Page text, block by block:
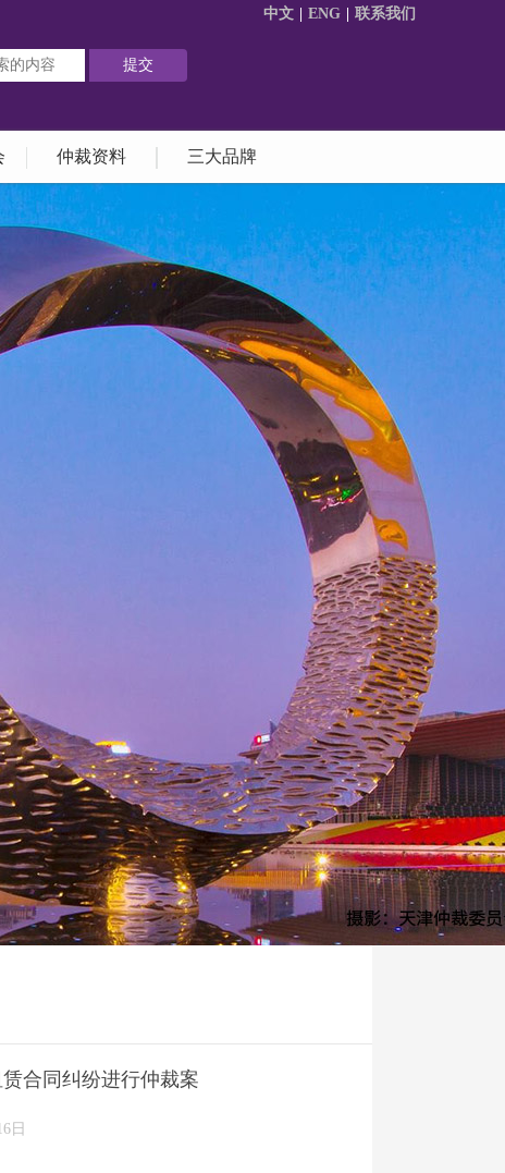
中文 ENG 联系我们
仲裁资料 三大品牌
合同纠纷进行仲裁案
日